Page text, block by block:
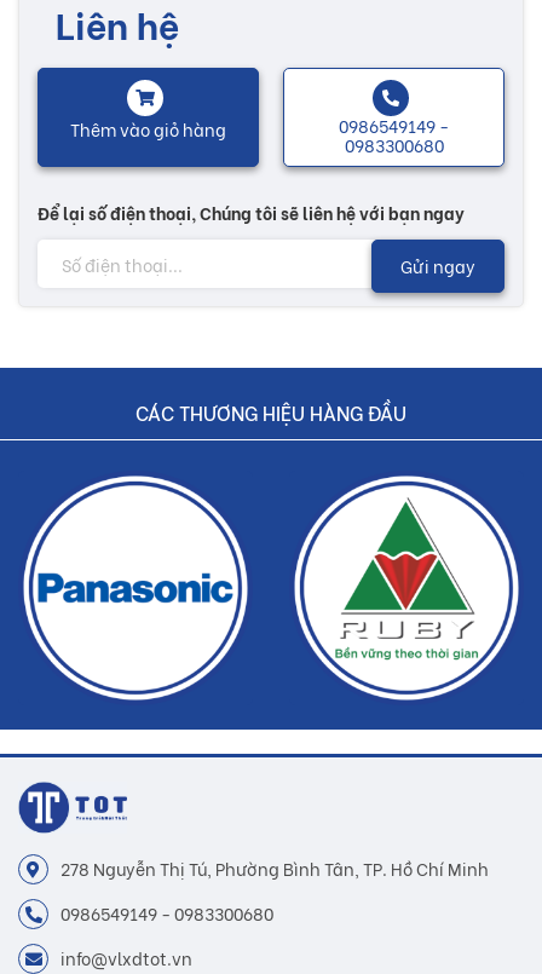
thị trường.
Gạch thông gió Secoin được sản xuất bằng phương pháp
thủ công, sử dụng những nguyên liệu thân thiện với môi
trường, đáp ứng các tiêu chuẩn kỹ thuật. Với các tính năng
mốc, đa dạng về màu sắc và kiểu dáng.
Nhiều mẫu mã với màu sắc đa dạng, họa tiết độc đáo sẽ có
Các sản phẩm gạch thông gió được thiết kế phù hợp với
mọi không gian kiến trúc...
Hình ảnh quý khách đang xem có thể khác 2/10 so
với thực tế do công nghệ chụp hình và ánh sáng.
Đơn giá trên chưa bao gồm Vận chuyển và Khuyến
mãi.
Buildshop cam kết:
Gạch thông gió Secoin mà Buildshop bán là sản
phẩm chính hãng.
Hoàn tiền nếu phát hiện hàng giả, hàng nhái.
Dịch vụ nhanh chóng, tiết kiệm thời gian và tiền bạc
cho khách hàng.
Liên hệ
Thêm vào giỏ hàng 0986549149 -
0983300680
Để lại số điện thoại, Chúng tôi sẽ liên hệ với bạn ngay
Gửi ngay
CÁC THƯƠNG HIỆU HÀNG ĐẦU
278 Nguyễn Thị Tú, Phường Bình Tân, TP. Hồ Chí Minh
0986549149 - 0983300680
info@vlxdtot.vn